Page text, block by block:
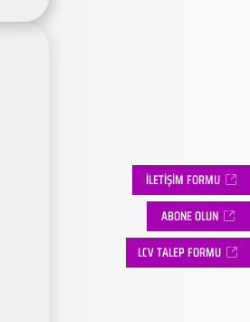
ABONE OLUN
LCV TALEP FORMU
İLETİŞİM FORMU